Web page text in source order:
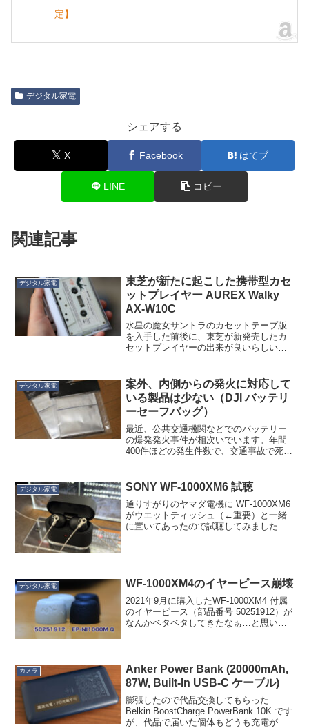
定】
デジタル家電
シェアする
X Facebook はてブ
LINE コピー
関連記事
デジタル家電
東芝が新たに起こした携帯型カセ
ットプレイヤー AUREX Walky
AX-W10C
水星の魔女サントラのカセットテープ版
を入手した前後に、東芝が新発売したカ
セットプレイヤーの出来が良いらしいと
AUREX とか Walky とか、昭和のブラ...
デジタル家電
案外、内側からの発火に対応して
いる製品は少ない（DJI バッテリ
ーセーフバッグ）
最近、公共交通機関などでのバッテリー
の爆発発火事件が相次いでいます。年間
400件ほどの発生件数で、交通事故で死ぬ
のバッグ、Amazon などでいろいろ売ら
デジタル家電 SONY WF-1000XM6 試聴
通りすがりのヤマダ電機に WF-1000XM6
がウエットティッシュ（←重要）と一緒
に置いてあったので試聴してみました。
デジタル家電 WF-1000XM4のイヤーピース崩壊
2021年9月に購入したWF-1000XM4 付属
のイヤーピース（部品番号 50251912）が
なんかベタベタしてきたなぁ…と思い、
カメラ
Anker Power Bank (20000mAh,
87W, Built-In USB-C ケーブル)
膨張したので代品交換してもらった
Belkin BoostCharge PowerBank 10K です
が、代品で届いた個体もどうも充電がで